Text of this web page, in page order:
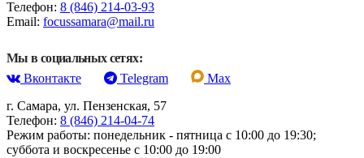
Телефон: 8 (846) 214-03-93
Email: focussamara@mail.ru
Мы в социальных сетях:
Вконтакте
Telegram
Max
г. Самара, ул. Пензенская, 57
Телефон: 8 (846) 214-04-74
Режим работы: понедельник - пятница с 10:00 до 19:30;
суббота и воскресенье с 10:00 до 19:00